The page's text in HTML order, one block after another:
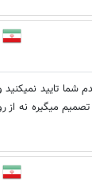
تایید
میگیره نه از